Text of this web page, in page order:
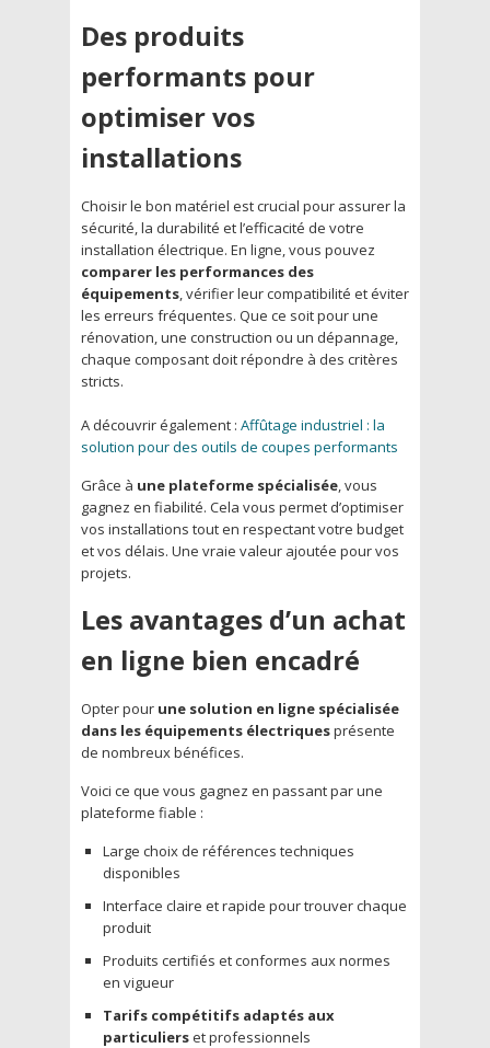
Des produits
performants pour
optimiser vos
installations
Choisir le bon matériel est crucial pour assurer la
sécurité, la durabilité et l’efficacité de votre
installation électrique. En ligne, vous pouvez
comparer les performances des
équipements, vérifier leur compatibilité et éviter
les erreurs fréquentes. Que ce soit pour une
rénovation, une construction ou un dépannage,
chaque composant doit répondre à des critères
stricts.
A découvrir également : Affûtage industriel : la
solution pour des outils de coupes performants
Grâce à une plateforme spécialisée, vous
gagnez en fiabilité. Cela vous permet d’optimiser
vos installations tout en respectant votre budget
et vos délais. Une vraie valeur ajoutée pour vos
projets.
Les avantages d’un achat
en ligne bien encadré
Opter pour une solution en ligne spécialisée
dans les équipements électriquesprésente
de nombreux bénéfices.
Voici ce que vous gagnez en passant par une
plateforme fiable :
Large choix de références techniques
disponibles
Interface claire et rapide pour trouver chaque
produit
Produits certifiés et conformes aux normes
en vigueur
Tarifs compétitifs adaptés aux
particulierset professionnels